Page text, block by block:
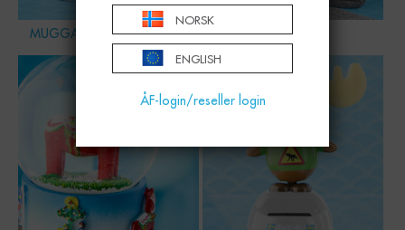
MUGGAR, SKÅLAR & GLAS HEMMET
NORSK
ENGLISH
ÅF-login/reseller login